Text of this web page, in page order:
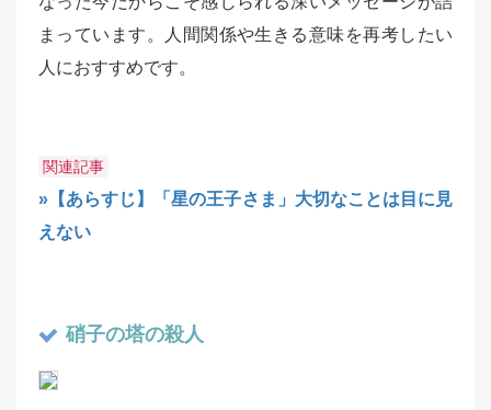
まっています。人間関係や生きる意味を再考したい
人におすすめです。
関連記事
»【あらすじ】「星の王子さま」大切なことは目に見
えない
硝子の塔の殺人